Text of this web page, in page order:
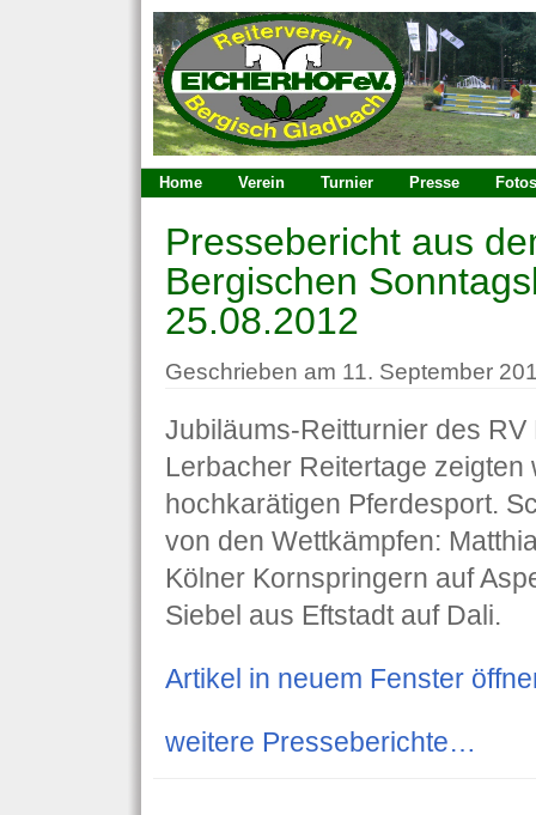
Home Verein Turnier Presse Fotos
Pressebericht aus
Bergischen
25.08.2012
Geschrieben am 11. September
Jubiläums-Reitturnier des RV
Lerbacher Reitertage zeigten
hochkarätigen Pferdesport.
von den Wettkämpfen:
Kölner Kornspringern auf
Siebel aus Eftstadt auf Dali.
Artikel in neuem Fenster
weitere Presseberichte…